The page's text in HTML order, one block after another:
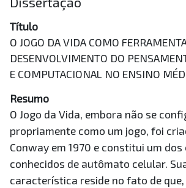
Título
O JOGO DA VIDA COMO
DESENVOLVIMENTO DO
E COMPUTACIONAL NO ENSINO
Resumo
O Jogo da Vida, embora não se
propriamente como um jogo, foi
Conway em 1970 e constitui um
conhecidos de autômato celular.
característica reside no fato de